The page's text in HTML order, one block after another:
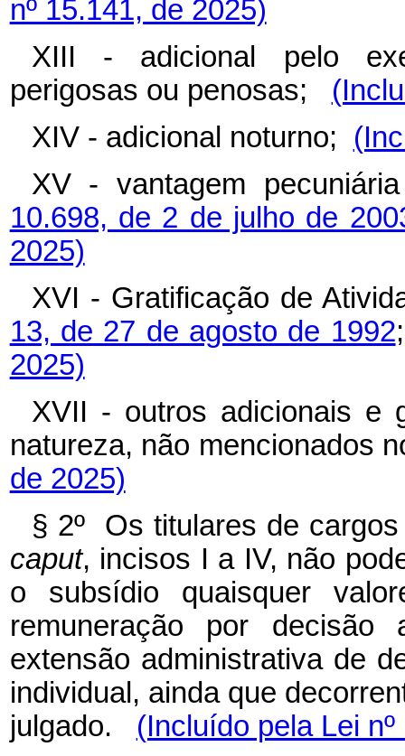
nº 15.141, de 2025)
XIII - adicional pelo
perigosas ou penosas;
XIV - adicional noturno;
XV - vantagem
10.698, de 2 de julho de
2025)
XVI - Gratificação de
13, de 27 de agosto de 1992
2025)
XVII - outros adicionais e
natureza, não mencionados
de 2025)
§ 2º Os titulares de
caput, incisos I a IV, não
o subsídio quaisquer
remuneração por
extensão administrativa de
individual, ainda que
julgado. (Incluído pela Lei